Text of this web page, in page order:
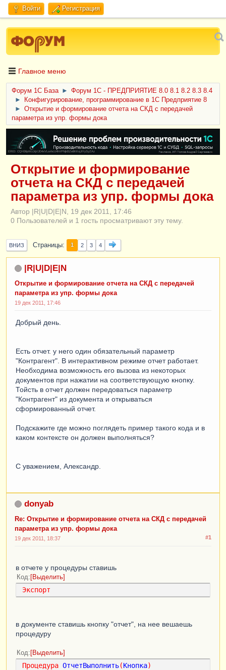
Войти Регистрация
Главное меню
Форум 1C База ►
Форум 1С - ПРЕДПРИЯТИЕ 8.0 8.1 8.2 8.3 8.4
►
Конфигурирование, программирование в 1С Предприятие 8
►
Открытие и формирование отчета на СКД с передачей
параметра из упр. формы дока
ERID: CQH36pWzJqVJD4xVLsnhcU4hVPNjkBZe8KKxjJiYySyZAz
Открытие и формирование
отчета на СКД с передачей
параметра из упр. формы дока
Автор |R|U|D|E|N, 19 дек 2011, 17:46
0 Пользователей и 1 гость просматривают эту тему.
ВНИЗ Страницы 1 2 3 4
|R|U|D|E|N
Открытие и формирование отчета на СКД с передачей
параметра из упр. формы дока
19 дек 2011, 17:46
Добрый день.
Есть отчет. у него один обязательный параметр
"Контрагент". В интерактивном режиме отчет работает.
Необходима возможность его вызова из некоторых
документов при нажатии на соответствующую кнопку.
Тойсть в отчет должен передоваться параметр
"Контрагент" из документа и открываться
сформированный отчет.
Подскажите где можно поглядеть пример такого кода и в
каком контексте он должен выполняться?
С уважением, Александр.
donyab
Re: Открытие и формирование отчета на СКД с передачей
параметра из упр. формы дока
#1
19 дек 2011, 18:37
в отчете у процедуры ставишь
Код Выделить
Экспорт
в документе ставишь кнопку "отчет", на нее вешаешь
процедуру
Код Выделить
Процедура ОтчетВыполнить(Кнопка)